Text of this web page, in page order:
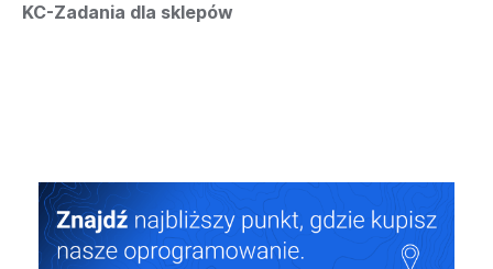
KC-Zadania dla sklepów